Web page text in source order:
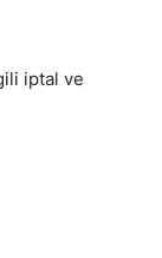
iptal ve